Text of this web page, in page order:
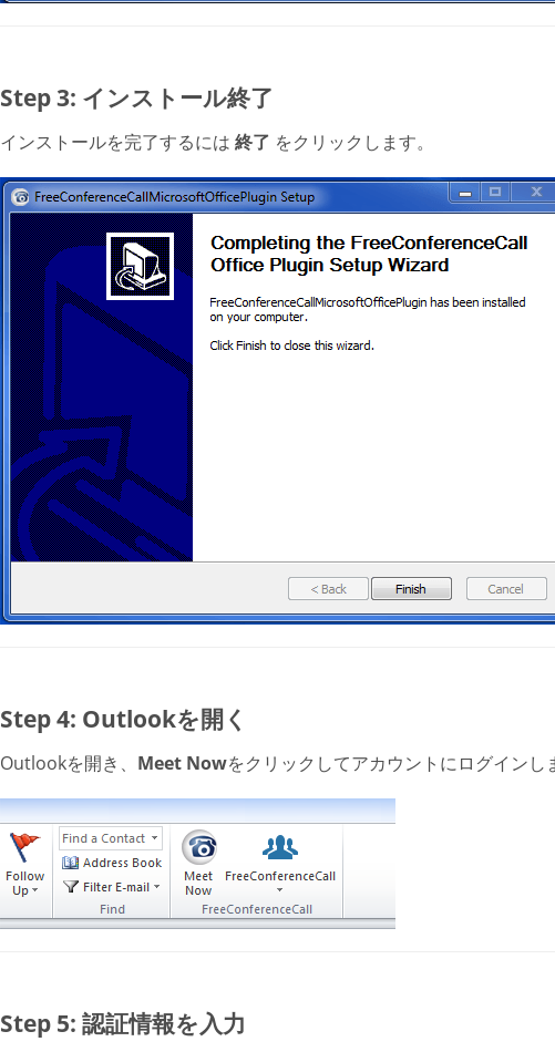
Step 3: インストール終了
インストールを完了するには 終了 をクリックします。
Step 4: Outlookを開く
Outlookを開き、 Meet Nowをクリックしてアカウントにログインし
Step 5: 認証情報を入力